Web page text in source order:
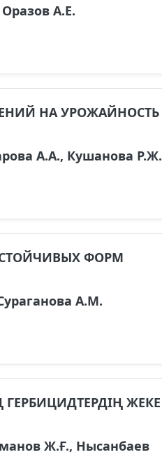
А.Е.
НА УРОЖАЙНОСТЬ
А.А., Кушанова Р.Ж.
ФОРМ
А.М.
ГЕРБИЦИДТЕРДІҢ ЖЕКЕ
Ж.Ғ., Нысанбаев